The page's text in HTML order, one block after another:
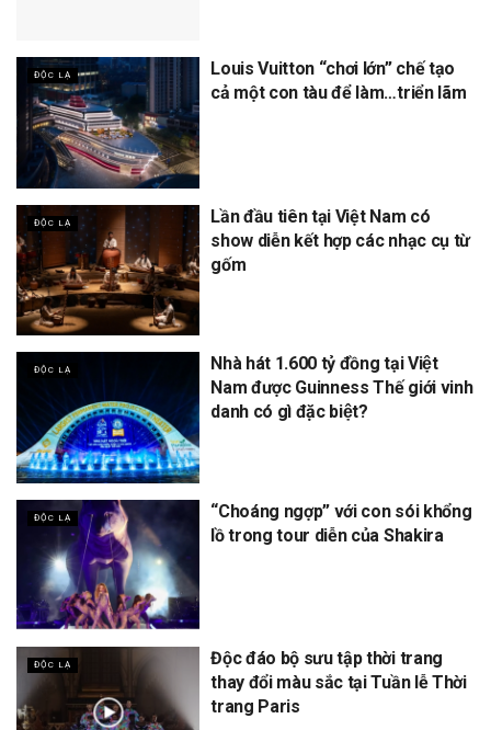
ĐỘC LẠ
Louis Vuitton “chơi lớn” chế tạo
cả một con tàu để làm…triển lãm
ĐỘC LẠ
Lần đầu tiên tại Việt Nam có
show diễn kết hợp các nhạc cụ từ
gốm
ĐỘC LẠ
Nhà hát 1.600 tỷ đồng tại Việt
Nam được Guinness Thế giới vinh
danh có gì đặc biệt?
ĐỘC LẠ
“Choáng ngợp” với con sói khổng
lồ trong tour diễn của Shakira
ĐỘC LẠ
Độc đáo bộ sưu tập thời trang
thay đổi màu sắc tại Tuần lễ Thời
trang Paris